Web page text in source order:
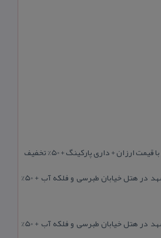
+ داری پارکینگ + 50% تخفیف
لیست هتل آپارتمان های مشهد در هتل خیابان طبرسی و فلکه آب + 50%
لیست هتل آپارتمان های مشهد در هتل خیابان طبرسی و فلکه آب + 50%